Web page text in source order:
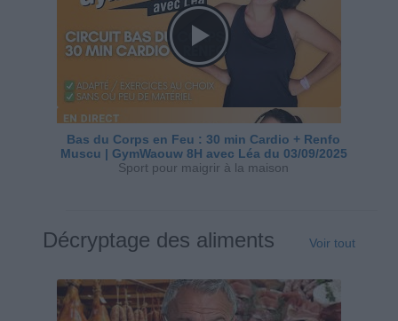
Bas du Corps en Feu : 30 min Cardio + Renfo
Muscu | GymWaouw 8H avec Léa du 03/09/2025
Sport pour maigrir à la maison
Décryptage des aliments Voir tout